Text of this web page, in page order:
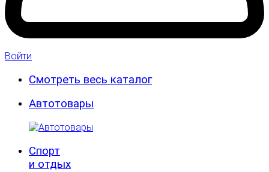
Войти
Смотреть весь каталог
Автотовары
Спорт
и отдых